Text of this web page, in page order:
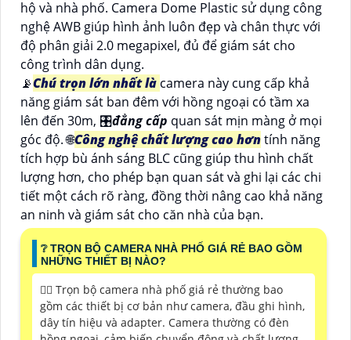
hộ và nhà phố. Camera Dome Plastic sử dụng công
nghệ AWB giúp hình ảnh luôn đẹp và chân thực với
độ phân giải 2.0 megapixel, đủ để giám sát cho
công trình dân dụng.
📡Chú trọn lớn nhất là camera này cung cấp khả
năng giám sát ban đêm với hồng ngoại có tầm xa
lên đến 30m, 🎛đẳng cấp quan sát mịn màng ở mọi
góc độ. 🌐Công nghệ chất lượng cao hơntính năng
tích hợp bù ánh sáng BLC cũng giúp thu hình chất
lượng hơn, cho phép bạn quan sát và ghi lại các chi
tiết một cách rõ ràng, đồng thời nâng cao khả năng
an ninh và giám sát cho căn nhà của bạn.
❔ TRỌN BỘ CAMERA NHÀ PHỐ GIÁ RẺ BAO GỒM
NHỮNG THIẾT BỊ NÀO?
🙆‍♀️ Trọn bộ camera nhà phố giá rẻ thường bao
gồm các thiết bị cơ bản như camera, đầu ghi hình,
dây tín hiệu và adapter. Camera thường có đèn